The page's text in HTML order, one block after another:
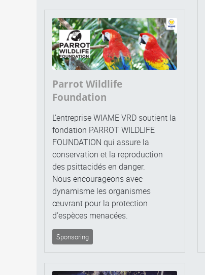
Parrot Wildlife
Foundation
L’entreprise WIAME VRD soutient la
fondation PARROT WILDLIFE
FOUNDATION qui assure la
conservation et la reproduction
des psittacidés en danger.
Nous encourageons avec
dynamisme les organismes
œuvrant pour la protection
d’espèces menacées.
Sponsoring